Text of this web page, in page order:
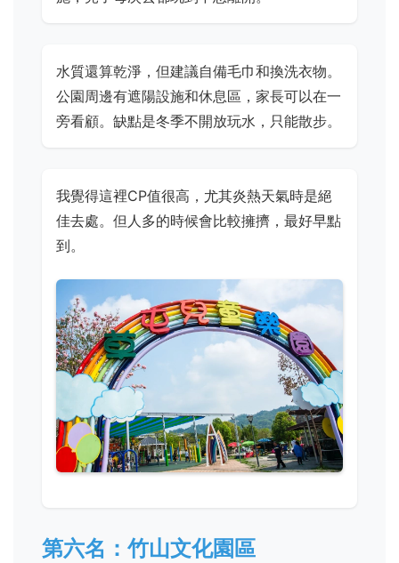
水質還算乾淨，但建議自備毛巾和換洗衣物。
公園周邊有遮陽設施和休息區，家長可以在一
旁看顧。缺點是冬季不開放玩水，只能散步。
我覺得這裡CP值很高，尤其炎熱天氣時是絕
佳去處。但人多的時候會比較擁擠，最好早點
到。
第六名：竹山文化園區